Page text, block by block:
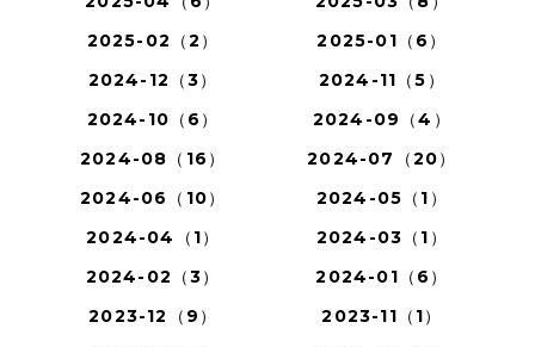
2025-02（2）
2025-01（6）
2024-12（3）
2024-11（5）
2024-10（6）
2024-09（4）
2024-08（16）
2024-07（20）
2024-06（10）
2024-05（1）
2024-04（1）
2024-03（1）
2024-02（3）
2024-01（6）
2023-12（9）
2023-11（1）